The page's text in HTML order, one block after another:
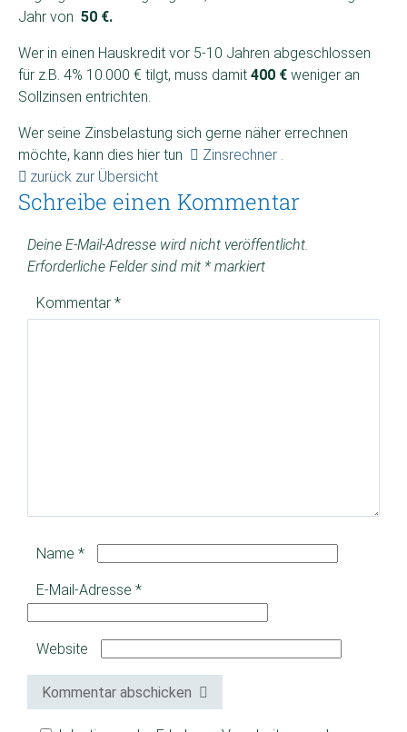
Jahr von 50 €.
Wer in einen Hauskredit vor 5-10 Jahren abgeschlossen
für z.B. 4% 10.000 € tilgt, muss damit 400 € weniger an
Sollzinsen entrichten.
Wer seine Zinsbelastung sich gerne näher errechnen
möchte, kann dies hier tun
Zinsrechner .
zurück zur Übersicht
Schreibe einen Kommentar
Deine E-Mail-Adresse wird nicht veröffentlicht.
Erforderliche Felder sind mit * markiert
Kommentar *
Name *
E-Mail-Adresse *
Website
Kommentar abschicken